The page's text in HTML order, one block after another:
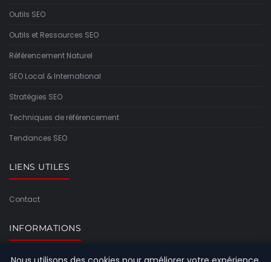
Outils SEO
Outils et Ressources SEO
Référencement Naturel
SEO Local & International
Stratégies SEO
Techniques de référencement
Tendances SEO
LIENS UTILES
Contact
INFORMATIONS